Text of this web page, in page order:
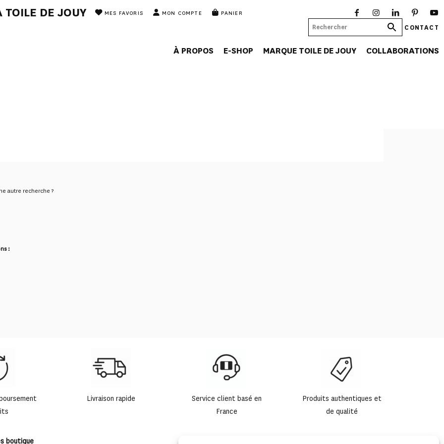
TOILE DE JOUY MES FAVORIS MON COMPTE PANIER
CONTACT
À PROPOS E-SHOP MARQUE TOILE DE JOUY COLLABORATIONS
autre recherche ?
:
Livraison rapide
Service client basé en
France
Produits authentiques et
de qualité
boutique